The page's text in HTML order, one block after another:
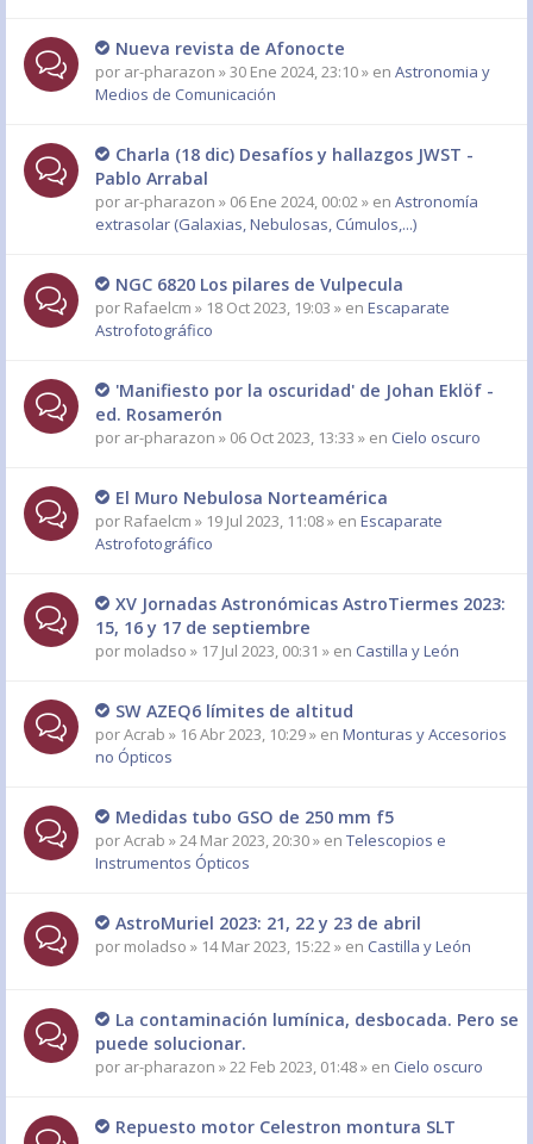
Nueva revista de Afonocte
por ar-pharazon » 30 Ene 2024, 23:10 » en Astronomia y
Medios de Comunicación
Charla (18 dic) Desafíos y hallazgos JWST -
Pablo Arrabal
por ar-pharazon » 06 Ene 2024, 00:02 » en Astronomía
extrasolar (Galaxias, Nebulosas, Cúmulos,...)
NGC 6820 Los pilares de Vulpecula
por Rafaelcm » 18 Oct 2023, 19:03 » en Escaparate
Astrofotográfico
'Manifiesto por la oscuridad' de Johan Eklöf -
ed. Rosamerón
por ar-pharazon » 06 Oct 2023, 13:33 » en Cielo oscuro
El Muro Nebulosa Norteamérica
por Rafaelcm » 19 Jul 2023, 11:08 » en Escaparate
Astrofotográfico
XV Jornadas Astronómicas AstroTiermes 2023:
15, 16 y 17 de septiembre
por moladso » 17 Jul 2023, 00:31 » en Castilla y León
SW AZEQ6 límites de altitud
porAcrab » 16 Abr 2023, 10:29 » en Monturas y Accesorios
no Ópticos
Medidas tubo GSO de 250 mm f5
porAcrab » 24 Mar 2023, 20:30 » en Telescopios e
Instrumentos Ópticos
AstroMuriel 2023: 21, 22 y 23 de abril
por moladso » 14 Mar 2023, 15:22 » en Castilla y León
La contaminación lumínica, desbocada. Pero se
puede solucionar.
por ar-pharazon » 22 Feb 2023, 01:48 » en Cielo oscuro
Repuesto motor Celestron montura SLT